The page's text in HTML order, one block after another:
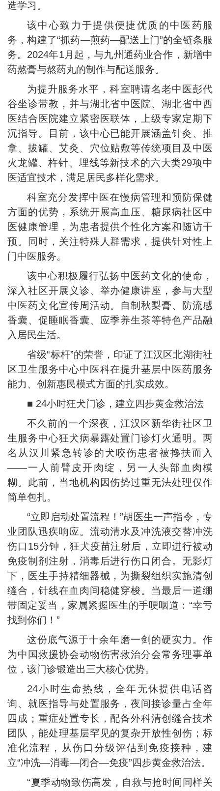
造学习。
该中心致力于提供便捷优质的中医药服
务，构建了“抓药—煎药—配送上门”的全链条服
务。2024年1月起，与九州通药业合作，新增中
药熬膏与熬药丸的制作与配送服务。
为提升服务水平，科室聘请名老中医彭代
谷坐诊带教，并与湖北省中医院、湖北省中西
医结合医院建立紧密医联体，上级专家定期下
沉指导。目前，该中心已能开展涵盖针灸、推
拿、拔罐、艾灸、穴位贴敷等传统项目及中医
火龙罐、杵针、埋线等新技术的六大类29项中
医适宜技术，满足居民多样化需求。
科室充分发挥中医在慢病管理和预防保健
方面的优势，系统开展高血压、糖尿病社区中
医健康管理，为患者提供个性化方案和随访干
预。同时，关注特殊人群需求，提供针对性上
门中医服务。
该中心积极履行弘扬中医药文化的使命，
深入社区开展义诊、举办健康讲座，参与大型
中医药文化宣传周活动。自制秋梨膏、防流感
香囊、促睡眠香囊、应季养生茶等特色产品融
入居民生活。
省级“标杆”的荣誉，印证了江汉区北湖街社
区卫生服务中心中医科在提升基层中医药服务
能力、创新惠民模式方面的扎实成效。
■ 24小时狂犬门诊，建立四步黄金救治法
不久前的一个深夜，江汉区新华街社区卫
生服务中心狂犬病暴露处置门诊灯火通明。两
名从汉川紧急转诊的犬咬伤患者被搀扶而入
——一人前臂皮开肉绽，另一人头部血肉模
糊。此前，当地机构因伤势过重无法处理仅作
简单包扎。
“立即启动处置流程！”胡医生一声指令，专
业团队迅疾响应。流动清水及冲洗液交替冲洗
伤口15分钟，狂犬疫苗注射后，立即进行被动
免疫制剂注射，消毒后进行伤口闭合。无影灯
下，医生手持精细器械，为撕裂组织实施清创
缝合，针线在血肉间稳健穿梭。当最后一道绷
带固定妥当，家属紧握医生的手哽咽道：“幸亏
找到你们！”
这份底气源于十余年磨一剑的硬实力。作
为中国救援协会动物伤害救治分会常务理事单
位，该门诊锻造出三大核心优势。
24小时生命热线，全年无休提供电话咨
询、就医指导与处置服务，夜间接诊量占全年
四成；重症处置专长，配备外科清创缝合技术
团队，能处理基层罕见的复杂开放性创伤；标
准化流程，从伤口分级评估到免疫接种，建
立“冲洗—消毒—闭合—免疫”四步黄金救治法。
“夏季动物致伤高发，自救与抢时间同样关